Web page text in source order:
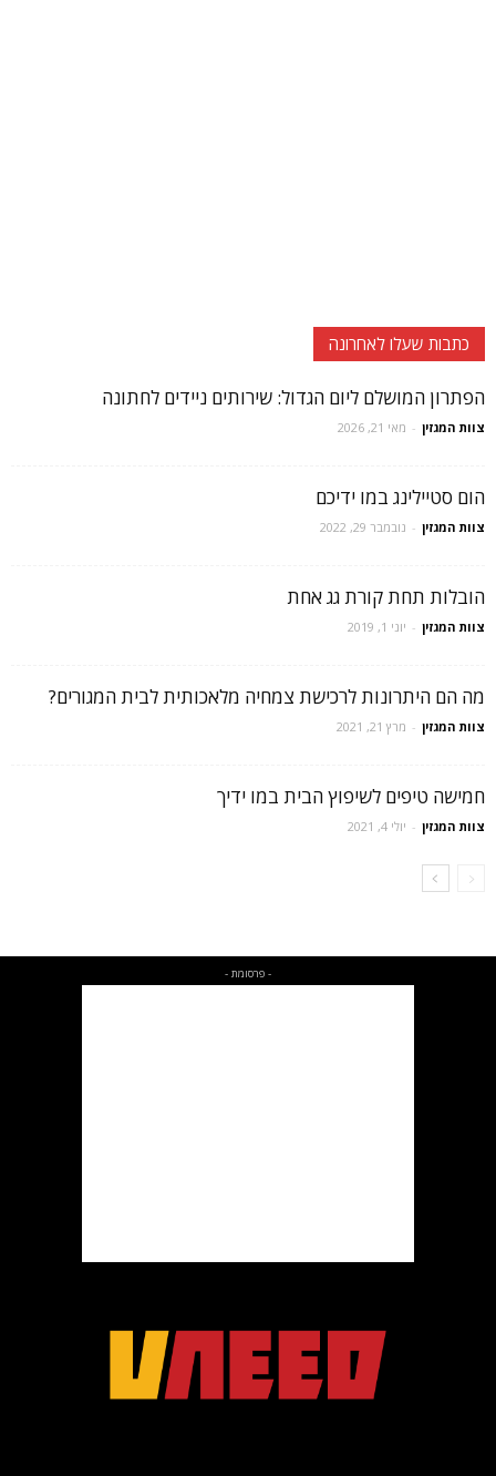
כתבות שעלו לאחרונה
הפתרון המושלם ליום הגדול: שירותים ניידים לחתונה
צוות המגזין - מאי 21, 2026
הום סטיילינג במו ידיכם
צוות המגזין - נובמבר 29, 2022
הובלות תחת קורת גג אחת
צוות המגזין - יוני 1, 2019
מה הם היתרונות לרכישת צמחיה מלאכותית לבית המגורים?
צוות המגזין - מרץ 21, 2021
חמישה טיפים לשיפוץ הבית במו ידיך
צוות המגזין - יולי 4, 2021
- פרסומת -